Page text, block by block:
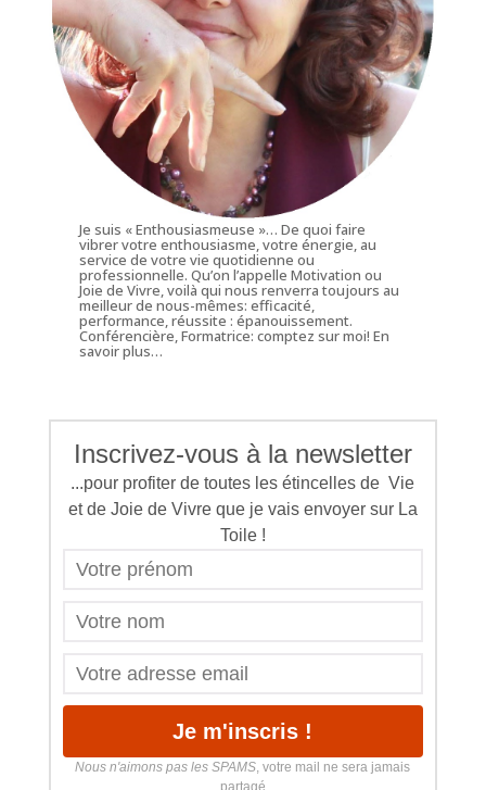
Je suis « Enthousiasmeuse »… De quoi faire
vibrer votre enthousiasme, votre énergie, au
service de votre vie quotidienne ou
professionnelle. Qu’on l’appelle Motivation ou
Joie de Vivre, voilà qui nous renverra toujours au
meilleur de nous-mêmes: efficacité,
performance, réussite : épanouissement.
Conférencière, Formatrice: comptez sur moi!En
savoir plus…
Inscrivez-vous à la newsletter
...pour profiter de toutes les étincelles de Vie
et de Joie de Vivre que je vais envoyer sur La
Toile !
Nous n'aimons pas les SPAMS, votre mail ne sera jamais